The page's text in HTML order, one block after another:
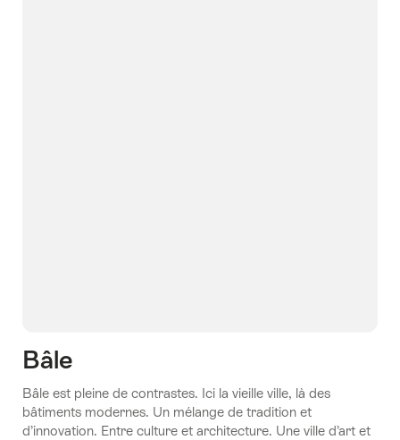
Bâle
Bâle est pleine de contrastes. Ici la vieille ville, là des
bâtiments modernes. Un mélange de tradition et
d’innovation. Entre culture et architecture. Une ville d’art et